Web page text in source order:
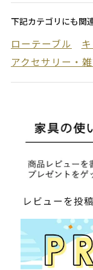
下記カテゴリにも関
ローテーブル
アクセサリー・
レビューを投